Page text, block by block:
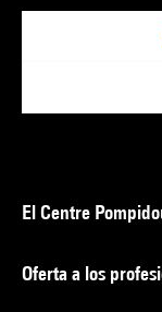
El Centre
Oferta a los